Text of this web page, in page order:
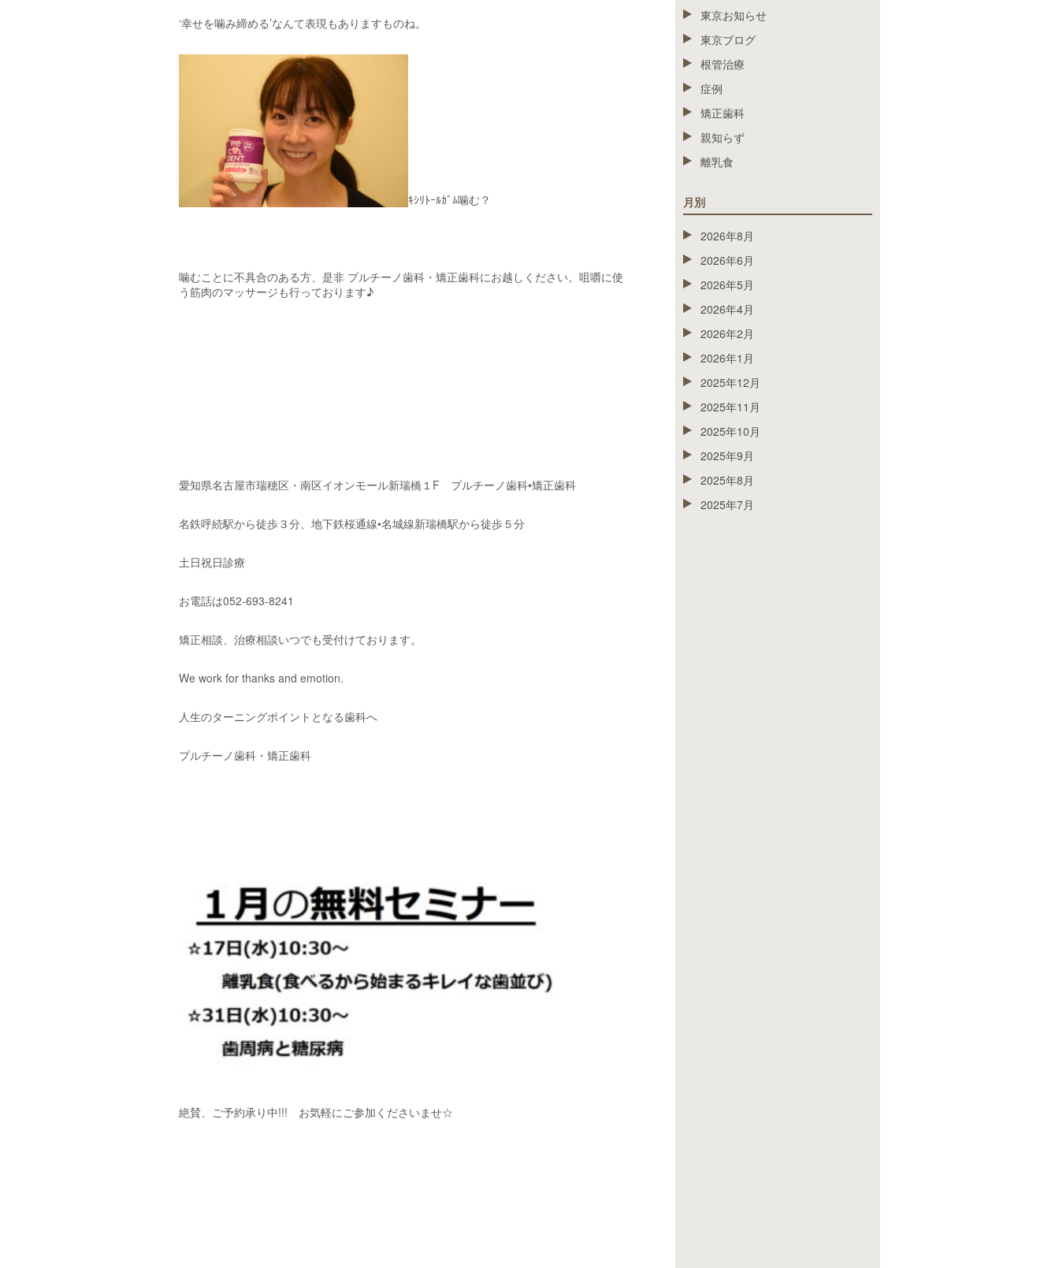
‘幸せを噛み締める’なんて表現もありますものね。
ｷｼﾘﾄｰﾙｶﾞﾑ噛む？
噛むことに不具合のある方、是非 プルチーノ歯科・矯正歯科にお越しください。咀嚼に使
う筋肉のマッサージも行っております♪
愛知県名古屋市瑞穂区・南区イオンモール新瑞橋１F プルチーノ歯科•矯正歯科
名鉄呼続駅から徒歩３分、地下鉄桜通線•名城線新瑞橋駅から徒歩５分
土日祝日診療
お電話は052-693-8241
矯正相談、治療相談いつでも受付けております。
We work for thanks and emotion.
人生のターニングポイントとなる歯科へ
プルチーノ歯科・矯正歯科
絶賛、ご予約承り中!!! お気軽にご参加くださいませ☆
東京お知らせ
東京ブログ
根管治療
症例
矯正歯科
親知らず
離乳食
月別
2026年8月
2026年6月
2026年5月
2026年4月
2026年2月
2026年1月
2025年12月
2025年11月
2025年10月
2025年9月
2025年8月
2025年7月